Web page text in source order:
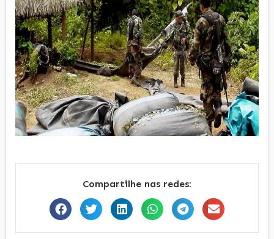
Compartilhe nas redes: